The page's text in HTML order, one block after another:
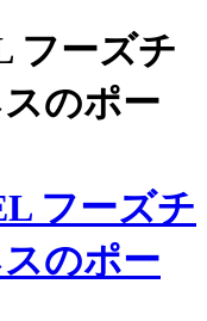
フーズチ
のポー